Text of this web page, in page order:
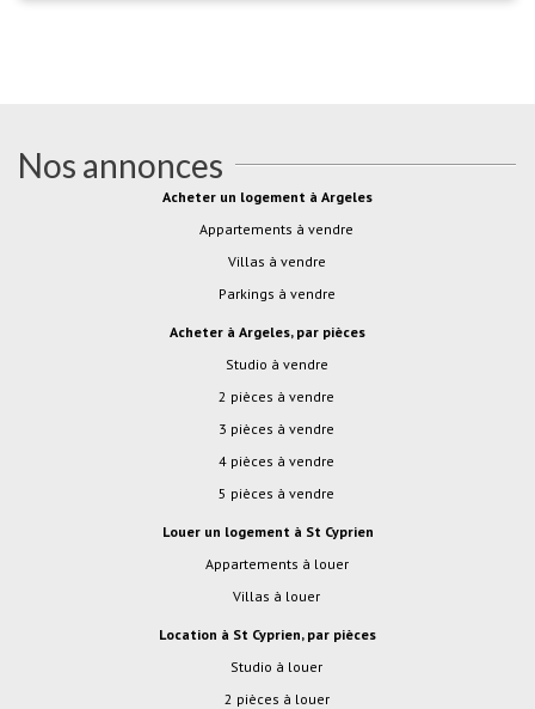
Nos annonces
Acheter un logement à Argeles
Appartements à vendre
Villas à vendre
Parkings à vendre
Acheter à Argeles, par pièces
studio à vendre
2 pièces à vendre
3 pièces à vendre
4 pièces à vendre
5 pièces à vendre
Louer un logement à St Cyprien
Appartements à louer
Villas à louer
Location à St Cyprien, par pièces
studio à louer
2 pièces à louer